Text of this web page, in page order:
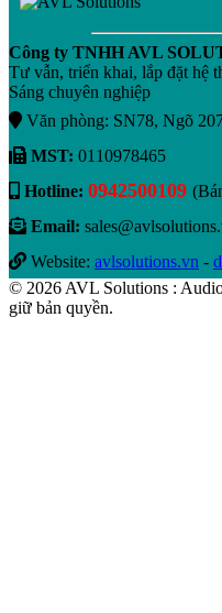
Công ty TNHH AVL
Tư vẫn, triển khai, lắp đặt hệ
Sáng chuyên nghiệp
Văn phòng: SN78, Ngõ
MST: 0110978465
Hotline: 0942500109
Email:
Website: avlsolutions.vn -
© 2026 AVL Solutions :
giữ bản quyền.